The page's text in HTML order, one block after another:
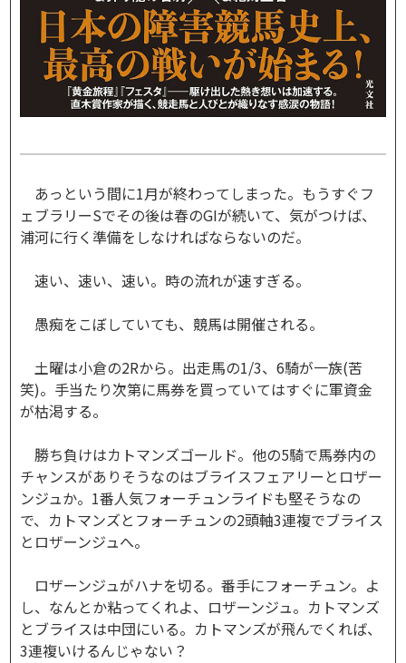
あっという間に1月が終わってしまった。もうすぐフ
ェブラリーSでその後は春のGIが続いて、気がつけば、
浦河に行く準備をしなければならないのだ。
速い、速い、速い。時の流れが速すぎる。
愚痴をこぼしていても、競馬は開催される。
土曜は小倉の2Rから。出走馬の1/3、6騎が一族(苦
笑)。手当たり次第に馬券を買っていてはすぐに軍資金
が枯渇する。
勝ち負けはカトマンズゴールド。他の5騎で馬券内の
チャンスがありそうなのはブライスフェアリーとロザー
ンジュか。1番人気フォーチュンライドも堅そうなの
で、カトマンズとフォーチュンの2頭軸3連複でブライス
とロザーンジュへ。
ロザーンジュがハナを切る。番手にフォーチュン。よ
し、なんとか粘ってくれよ、ロザーンジュ。カトマンズ
とブライスは中団にいる。カトマンズが飛んでくれば、
3連複いけるんじゃない？